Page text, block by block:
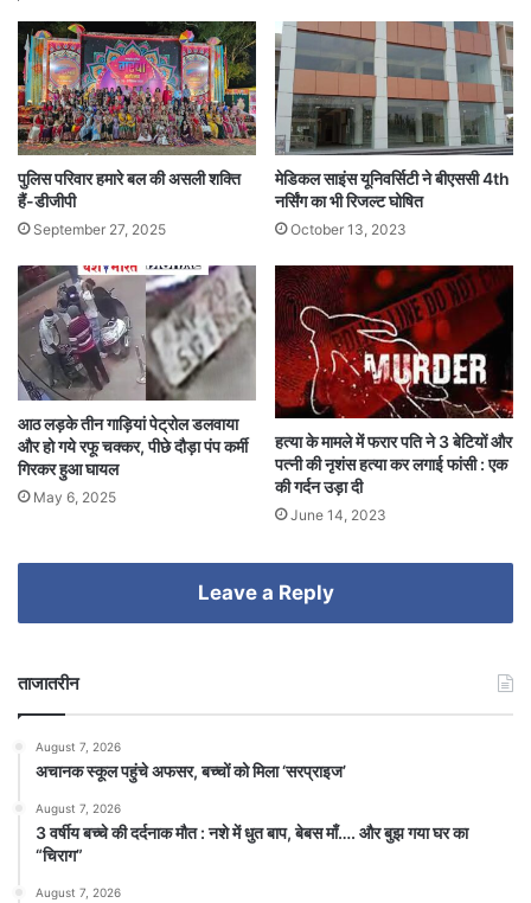
पुलिस परिवार हमारे बल की असली शक्ति
हैं-डीजीपी
September 27, 2025
मेडिकल साइंस यूनिवर्सिटी ने बीएससी 4th
नर्सिंग का भी रिजल्ट घोषित
October 13, 2023
आठ लड़के तीन गाड़ियां पेट्रोल डलवाया
और हो गये रफू चक्कर, पीछे दौड़ा पंप कर्मी
गिरकर हुआ घायल
May 6, 2025
हत्या के मामले में फरार पति ने 3 बेटियों और
पत्नी की नृशंस हत्या कर लगाई फांसी : एक
की गर्दन उड़ा दी
June 14, 2023
Leave a Reply
ताजातरीन
August 7, 2026
अचानक स्कूल पहुंचे अफसर, बच्चों को मिला ‘सरप्राइज’
August 7, 2026
3 वर्षीय बच्चे की दर्दनाक मौत : नशे में धुत बाप, बेबस माँ…. और बुझ गया घर का
“चिराग”
August 7, 2026